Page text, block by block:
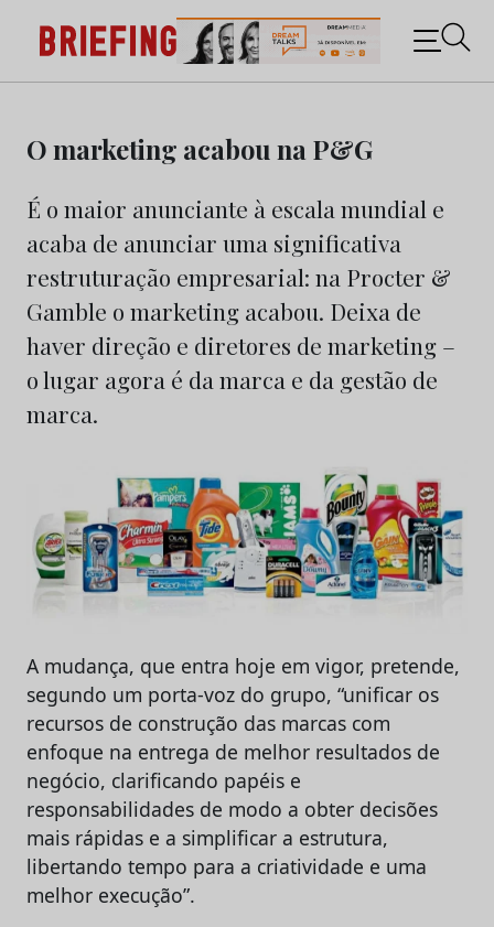
content
Briefing: Todas as notícias sobre os negócios do
Marketing e da Publicidade
O marketing acabou na P&G
É o maior anunciante à escala mundial e
acaba de anunciar uma significativa
restruturação empresarial: na Procter &
Gamble o marketing acabou. Deixa de
haver direção e diretores de marketing –
o lugar agora é da marca e da gestão de
marca.
A mudança, que entra hoje em vigor, pretende,
segundo um porta-voz do grupo, “unificar os
recursos de construção das marcas com
enfoque na entrega de melhor resultados de
negócio, clarificando papéis e
responsabilidades de modo a obter decisões
mais rápidas e a simplificar a estrutura,
libertando tempo para a criatividade e uma
melhor execução”.